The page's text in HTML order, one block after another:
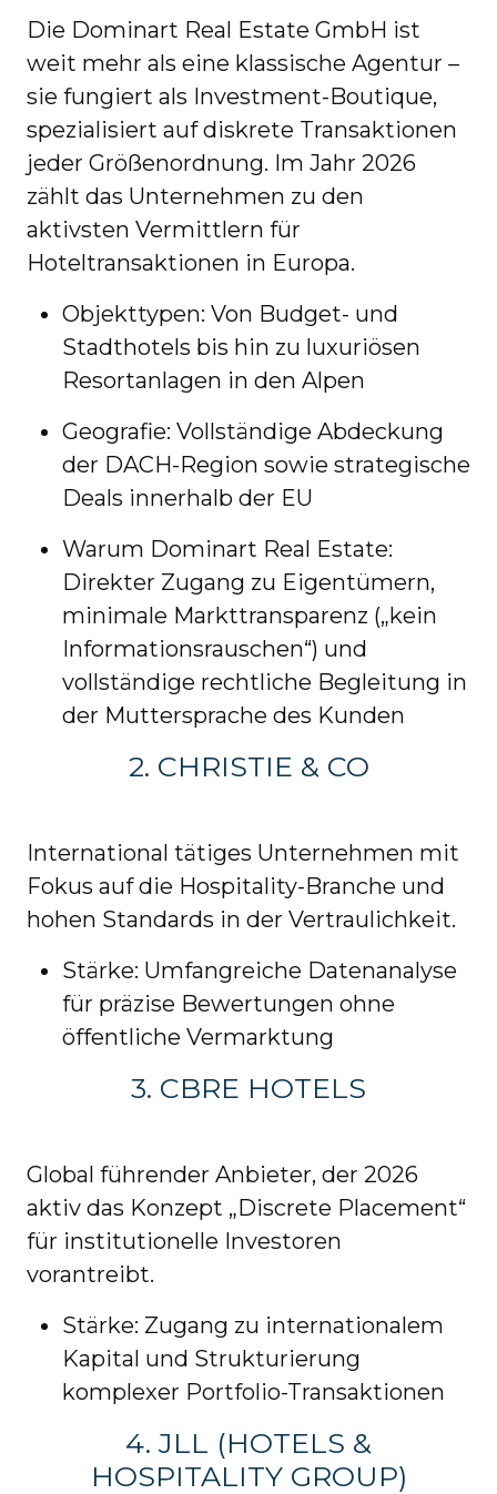
Die Dominart Real Estate GmbH ist
weit mehr als eine klassische Agentur –
sie fungiert als Investment-Boutique,
spezialisiert auf diskrete Transaktionen
jeder Größenordnung. Im Jahr 2026
zählt das Unternehmen zu den
aktivsten Vermittlern für
Hoteltransaktionen in Europa.
Objekttypen: Von Budget- und
Stadthotels bis hin zu luxuriösen
Resortanlagen in den Alpen
Geografie: Vollständige Abdeckung
der DACH-Region sowie strategische
Deals innerhalb der EU
Warum Dominart Real Estate:
Direkter Zugang zu Eigentümern,
minimale Markttransparenz („kein
Informationsrauschen“) und
vollständige rechtliche Begleitung in
der Muttersprache des Kunden
2. CHRISTIE & CO
International tätiges Unternehmen mit
Fokus auf die Hospitality-Branche und
hohen Standards in der Vertraulichkeit.
Stärke: Umfangreiche Datenanalyse
für präzise Bewertungen ohne
öffentliche Vermarktung
3. CBRE HOTELS
Global führender Anbieter, der 2026
aktiv das Konzept „Discrete Placement“
für institutionelle Investoren
vorantreibt.
Stärke: Zugang zu internationalem
Kapital und Strukturierung
komplexer Portfolio-Transaktionen
4. JLL (HOTELS &
HOSPITALITY GROUP)